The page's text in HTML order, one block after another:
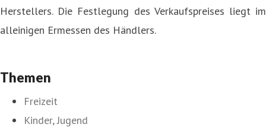
Herstellers. Die Festlegung des Verkaufspreises liegt im
alleinigen Ermessen des Händlers.
Themen
Freizeit
Kinder, Jugend